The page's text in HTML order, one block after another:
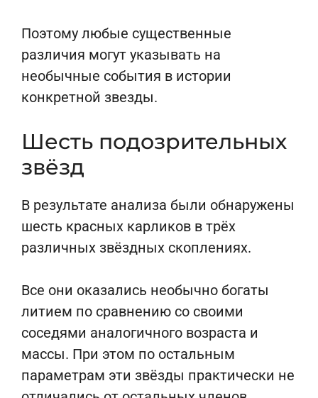
Поэтому любые существенные
различия могут указывать на
необычные события в истории
конкретной звезды.
Шесть подозрительных
звёзд
В результате анализа были обнаружены
шесть красных карликов в трёх
различных звёздных скоплениях.
Все они оказались необычно богаты
литием по сравнению со своими
соседями аналогичного возраста и
массы. При этом по остальным
параметрам эти звёзды практически не